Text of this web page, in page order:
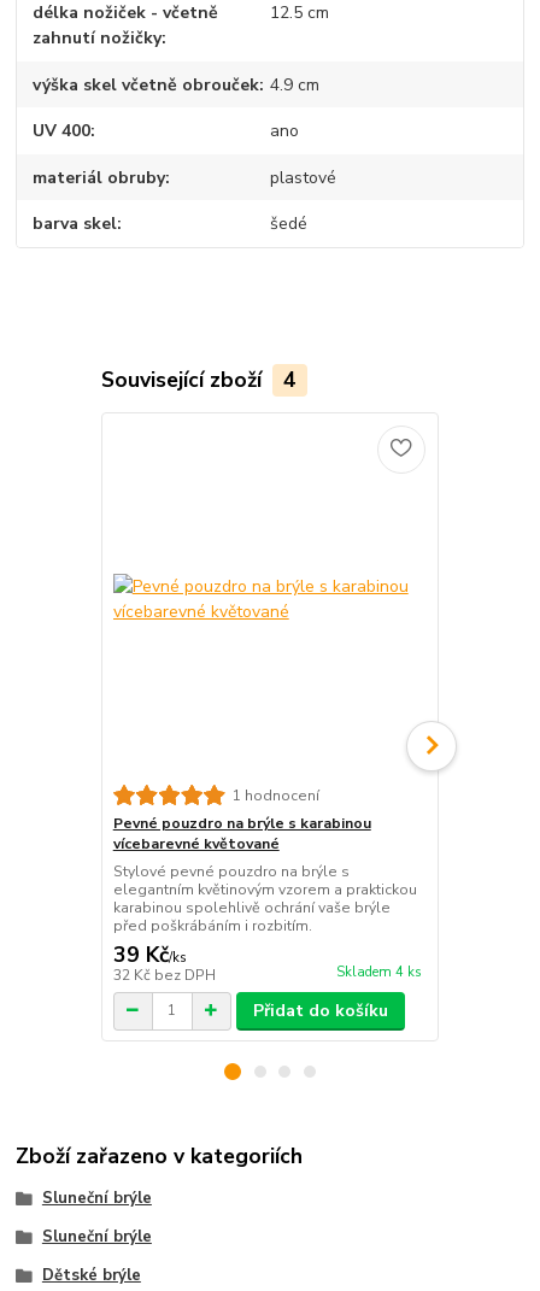
délka nožiček - včetně
zahnutí nožičky
12.5 cm
výška skel včetně obrouček 4.9 cm
UV 400 ano
materiál obruby plastové
barva skel šedé
Související zboží 4
1 hodnocení
Pevné pouzdro na brýle s karabinou
vícebarevné květované
Stylové pevné pouzdro na brýle s
elegantním květinovým vzorem a praktickou
karabinou spolehlivě ochrání vaše brýle
před poškrábáním i rozbitím.
39 Kč/ks
32 Kč bez DPH Skladem 4 ks
Přidat do košíku
Zboží zařazeno v kategoriích
Sluneční brýle
Sluneční brýle
Dětské brýle